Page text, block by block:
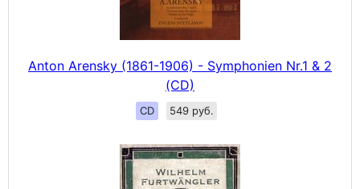
Anton Arensky (1861-1906) - Symphonien Nr.1 & 2
(CD)
CD 549 руб.